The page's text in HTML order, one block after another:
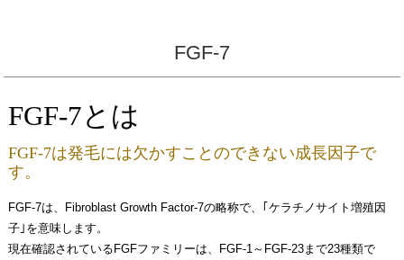
FGF-7
FGF-7とは
FGF-7は発毛には欠かすことのできない成長因子で
す。
FGF-7は、Fibroblast Growth Factor-7の略称で、｢ケラチノサイト増殖因
子｣を意味します。
現在確認されているFGFファミリーは、FGF-1～FGF-23まで23種類で